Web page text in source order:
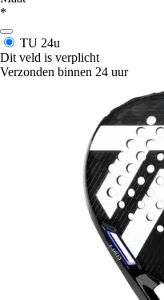
*
TU 24u
Dit veld is verplicht
Verzonden binnen 24 uur